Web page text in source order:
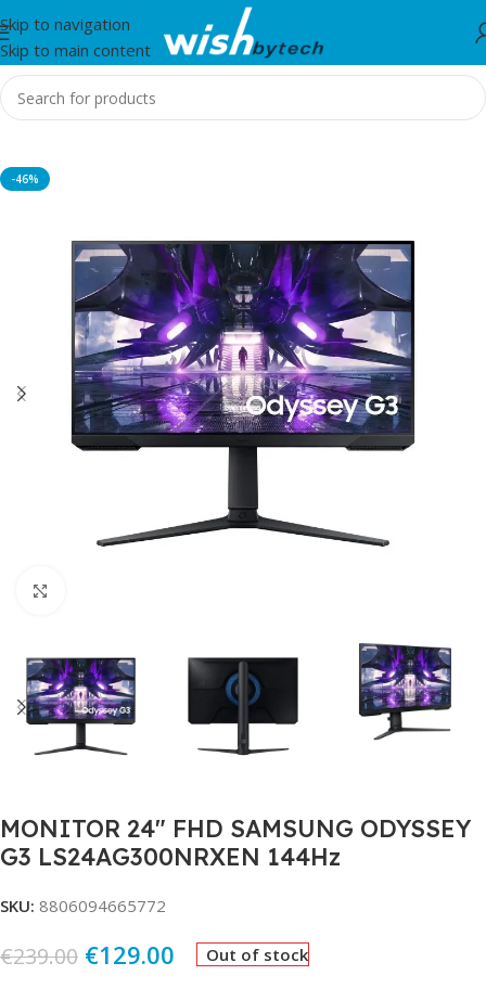
Skip to navigation
Skip to main content
Home/Monitor
-46%
MONITOR 24″ FHD SAMSUNG ODYSSEY
G3 LS24AG300NRXEN 144Hz
SKU: 8806094665772
€239.00 €129.00 Out of stock